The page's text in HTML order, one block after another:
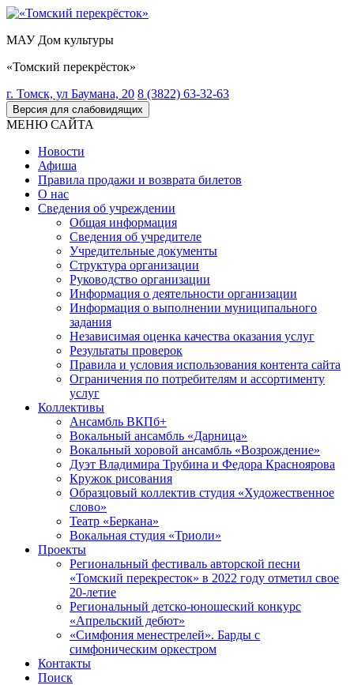
МАУ Дом культуры
«Томский перекрёсток»
г. Томск, ул Баумана, 20 8 (3822) 63-32-63
Версия для слабовидящих
МЕНЮ САЙТА
Новости
Афиша
Правила продажи и возврата билетов
О нас
Сведения об учреждении
Общая информация
Сведения об учредителе
Учредительные документы
Структура организации
Руководство организации
Информация о деятельности организации
Информация о выполнении муниципального
задания
Независимая оценка качества оказания услуг
Результаты проверок
Правила и условия использования контента сайта
Ограничения по потребителям и ассортименту
услуг
Коллективы
Ансамбль ВКПб+
Вокальный ансамбль «Дарница»
Вокальный хоровой ансамбль «Возрождение»
Дуэт Владимира Трубина и Федора Красноярова
Кружок рисования
Образцовый коллектив студия «Художественное
слово»
Театр «Беркана»
Вокальная студия «Триоли»
Проекты
Региональный фестиваль авторской песни
«Томский перекресток» в 2022 году отметил свое
20-летие
Региональный детско-юношеский конкурс
«Апрельский дебют»
«Симфония менестрелей». Барды с
симфоническим оркестром
Контакты
Поиск